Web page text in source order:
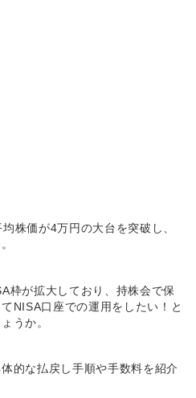
株価が4万円の大台を突破し、
枠が拡大しており、持株会で保
NISA口座での運用をしたい！と
うか。
的な払戻し手順や手数料を紹介